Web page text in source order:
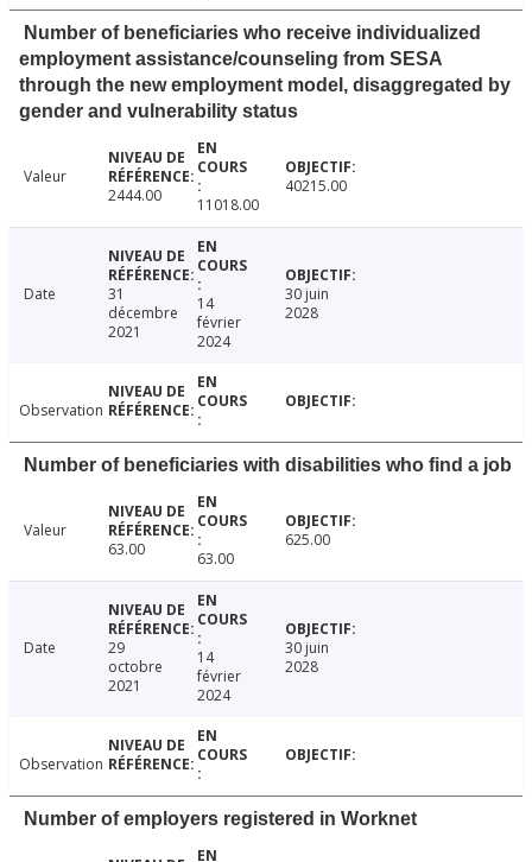
Number of beneficiaries who receive individualized
employment assistance/counseling from SESA
through the new employment model, disaggregated by
gender and vulnerability status
Valeur
2444.00
11018.00
40215.00
Date
31
décembre
2021
14
février
2024
30 juin
2028
Observation
Number of beneficiaries with disabilities who find a job
Valeur
63.00
63.00
625.00
Date
29
octobre
2021
14
février
2024
30 juin
2028
Observation
Number of employers registered in Worknet